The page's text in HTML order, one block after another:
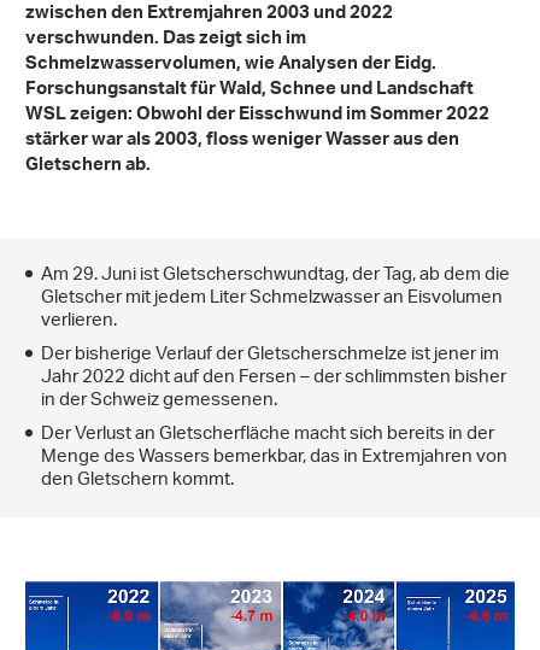
zwischen den Extremjahren 2003 und 2022
verschwunden. Das zeigt sich im
Schmelzwasservolumen, wie Analysen der Eidg.
Forschungsanstalt für Wald, Schnee und Landschaft
WSL zeigen: Obwohl der Eisschwund im Sommer 2022
stärker war als 2003, floss weniger Wasser aus den
Gletschern ab.
Am 29. Juni ist Gletscherschwundtag, der Tag, ab dem die
Gletscher mit jedem Liter Schmelzwasser an Eisvolumen
verlieren.
Der bisherige Verlauf der Gletscherschmelze ist jener im
Jahr 2022 dicht auf den Fersen – der schlimmsten bisher
in der Schweiz gemessenen.
Der Verlust an Gletscherfläche macht sich bereits in der
Menge des Wassers bemerkbar, das in Extremjahren von
den Gletschern kommt.